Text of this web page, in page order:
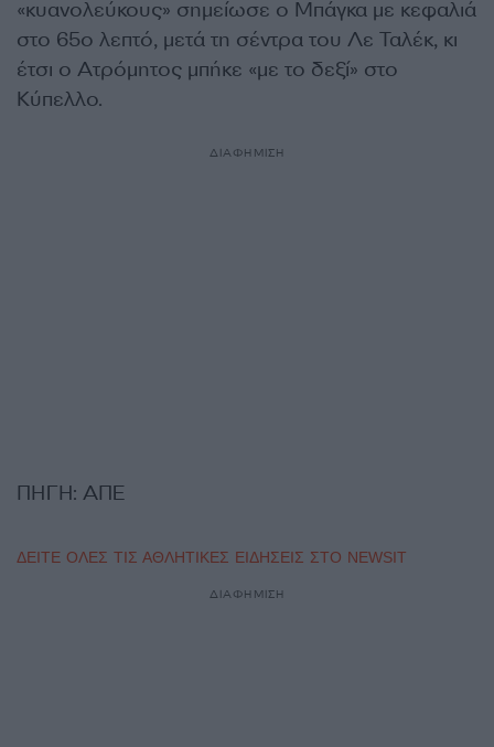
«κυανολεύκους» σημείωσε ο Μπάγκα με κεφαλιά
στο 65ο λεπτό, μετά τη σέντρα του Λε Ταλέκ, κι
έτσι ο Ατρόμητος μπήκε «με το δεξί» στο
Κύπελλο.
ΔΙΑΦΗΜΙΣΗ
ΠΗΓΗ: ΑΠΕ
ΔΕΙΤΕ ΟΛΕΣ ΤΙΣ ΑΘΛΗΤΙΚΕΣ ΕΙΔΗΣΕΙΣ ΣΤΟ NEWSIT
ΔΙΑΦΗΜΙΣΗ